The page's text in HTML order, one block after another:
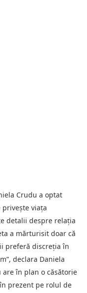
Crudu a optat
viața
detalii despre relația
a mărturisit doar că
preferă discreția în
declara Daniela
în plan o căsătorie
prezent pe rolul de